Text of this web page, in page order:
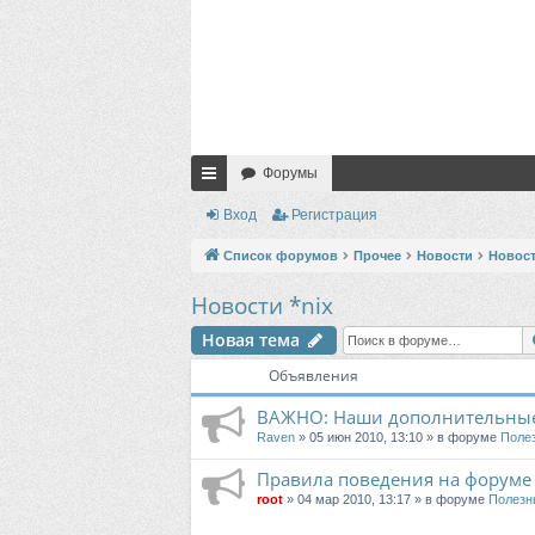
с
ы
и
Форумы
Вход Регистрация
Список форумов Прочее Новости
Новости *nix
Новая тема
Объявления
ВАЖНО: Наши
Raven » 05 июн 2010, 13:10 » в форуме
Правила поведения на форуме
root » 04 мар 2010, 13:17 » в форуме